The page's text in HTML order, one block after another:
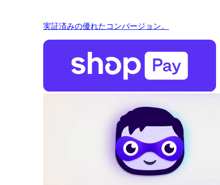
実証済みの優れたコンバージョン。